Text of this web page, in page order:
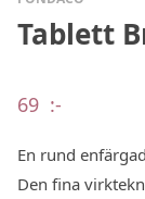
Tablett
69 :-
En rund
Den fina